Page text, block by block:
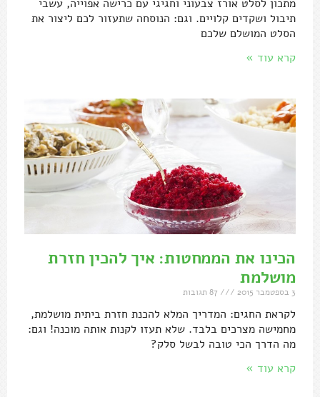
מתכון לסלט אורז צבעוני וחגיגי עם כרישה אפוייה, עשבי
תיבול ושקדים קלויים. וגם: הנוסחה שתעזור לכם ליצור את
הסלט המושלם שלכם
קרא עוד »
הכינו את הממחטות: איך להכין חזרת
מושלמת
3 בספטמבר 2015
לקראת החגים: המדריך המלא להכנת חזרת ביתית מושלמת,
מחמישה מצרכים בלבד. שלא תעזו לקנות אותה מוכנה! וגם:
מה הדרך הכי טובה לבשל סלק?
קרא עוד »